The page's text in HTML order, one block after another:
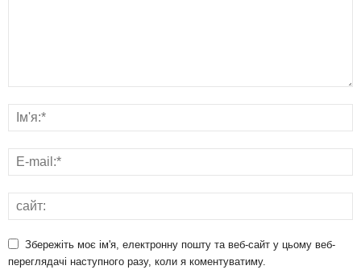
Збережіть моє ім'я, електронну пошту та веб-сайт у цьому веб-
переглядачі наступного разу, коли я коментуватиму.